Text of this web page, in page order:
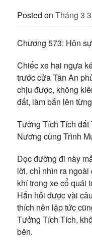
Posted on Tháng 3
Chương 573: Hôn sự
Chiếc xe hai ngựa
trước cửa Tân An
chịu được, không
đất, làm bắn lên
Tưởng Tích Tích dắt
Nương cùng Trình
Dọc đường đi này
lời, chỉ nhìn ra
khí trong xe cổ quái
Hắn hỏi được vài
thích nên lập tức
Tưởng Tích Tích,
bên.